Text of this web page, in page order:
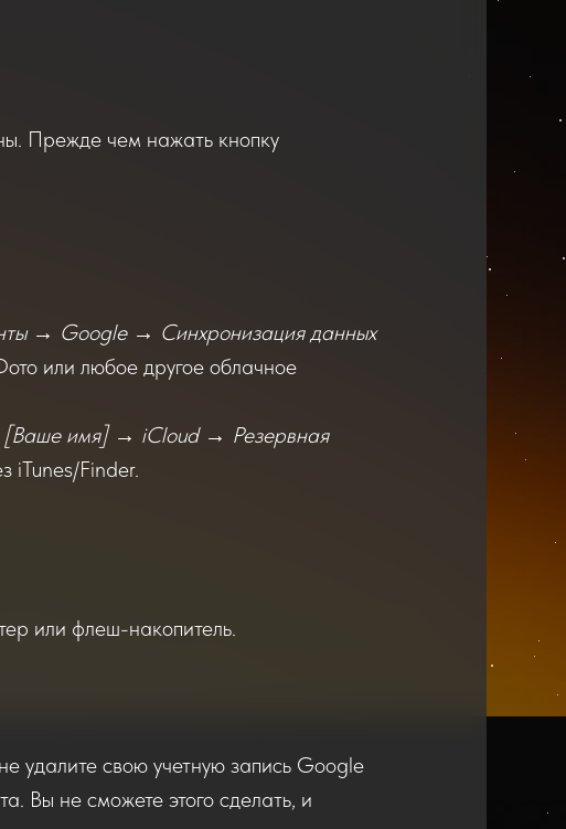
Прежде чем нажать кнопку
→ Google → Синхронизация данных
или любое другое облачное
имя] → iCloud → Резервная
iTunes/Finder.
или флеш-накопитель.
удалите свою учетную запись Google
Вы не сможете этого сделать, и